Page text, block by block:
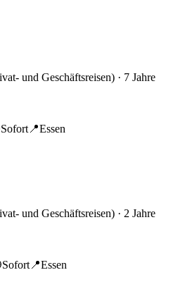
und Geschäftsreisen) · 7 Jahre
Sofort 📍Essen
und Geschäftsreisen) · 2 Jahre
Sofort 📍Essen